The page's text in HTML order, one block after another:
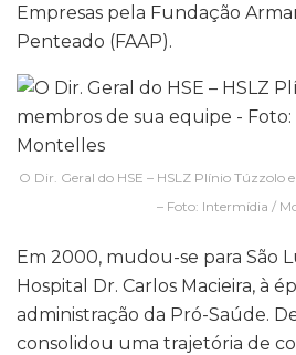
Empresas pela Fundação
Penteado (FAAP).
O Dir. Geral do HSE – HSLZ Plínio Túzzolo
– Foto: Intermídia /
Em 2000, mudou-se para São
Hospital Dr. Carlos Macieira, à
administração da Pró-Saúde.
consolidou uma trajetória de